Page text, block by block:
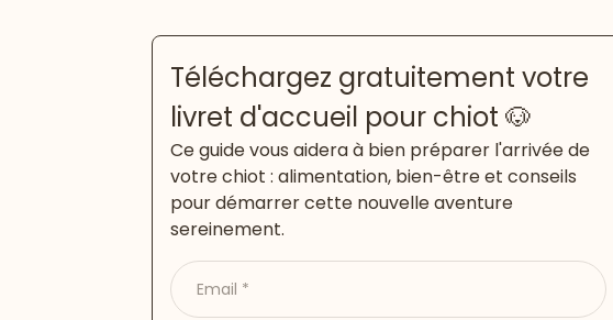
Téléchargez gratuitement votre
livret d'accueil pour chiot 🐶
Ce guide vous aidera à bien préparer l'arrivée de
votre chiot : alimentation, bien-être et conseils
pour démarrer cette nouvelle aventure
sereinement.
Email